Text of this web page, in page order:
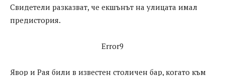
Свидетели разказват, че екшънът на улицата имал
предистория.
Error9
Явор и Рая били в известен столичен бар, когато към